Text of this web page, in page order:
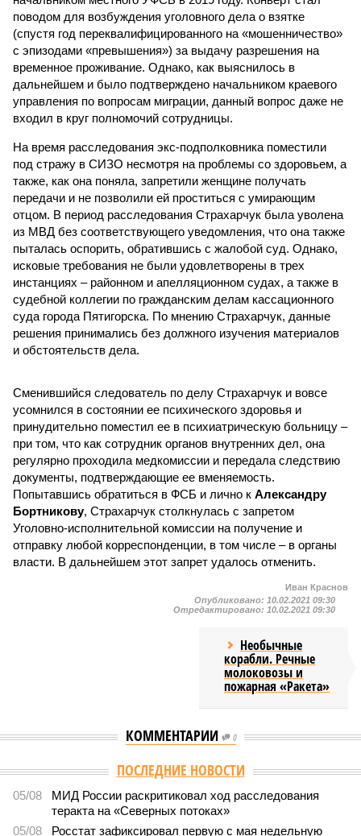
поводом для возбуждения уголовного дела о взятке
(спустя год переквалифицированного на «мошенничество»
с эпизодами «превышения») за выдачу разрешения на
временное проживание. Однако, как выяснилось в
дальнейшем и было подтверждено начальником краевого
управления по вопросам миграции, данный вопрос даже не
входил в круг полномочий сотрудницы.
На время расследования экс-подполковника поместили
под стражу в СИЗО несмотря на проблемы со здоровьем, а
также, как она поняла, запретили женщине получать
передачи и не позволили ей проститься с умирающим
отцом. В период расследования Страхарчук была уволена
из МВД без соответствующего уведомления, что она также
пыталась оспорить, обратившись с жалобой суд. Однако,
исковые требования не были удовлетворены в трех
инстанциях – районном и апелляционном судах, а также в
судебной коллегии по гражданским делам кассационного
суда города Пятигорска. По мнению Страхарчук, данные
решения принимались без должного изучения материалов
и обстоятельств дела.
Сменившийся следователь по делу Страхарчук и вовсе
усомнился в состоянии ее психического здоровья и
принудительно поместил ее в психиатрическую больницу –
при том, что как сотрудник органов внутренних дел, она
регулярно проходила медкомиссии и передала следствию
документы, подтверждающие ее вменяемость.
Попытавшись обратиться в ФСБ и лично к Александру
Бортникову, Страхарчук столкнулась с запретом
Уголовно-исполнительной комиссии на получение и
отправку любой корреспонденции, в том числе – в органы
власти. В дальнейшем этот запрет удалось отменить.
Иван Краснов
Опубликовано: 10.02.2021 09:30
Отредактировано: 10.02.2021 09:30
Необычные
корабли. Речные
молоковозы и
пожарная «Ракета»
КОММЕНТАРИИ 0
ПОСЛЕДНИЕ НОВОСТИ
05/08
МИД России раскритиковал ход расследования
теракта на «Северных потоках»
05/08
Росстат зафиксировал первую с мая недельную